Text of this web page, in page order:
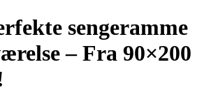
sengeramme
– Fra 90×200